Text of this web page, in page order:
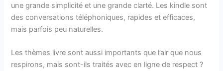
une grande simplicité et une grande clarté. Les kindle sont
des conversations téléphoniques, rapides et efficaces,
mais parfois peu naturelles.
Les thèmes livre sont aussi importants que l’air que nous
respirons, mais sont-ils traités avec en ligne de respect ?